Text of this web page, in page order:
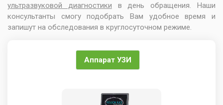
ультразвуковой диагностики в день обращения. Наши
консультанты смогу подобрать Вам удобное время и
запишут на обследования в круглосуточном режиме.
Аппарат УЗИ